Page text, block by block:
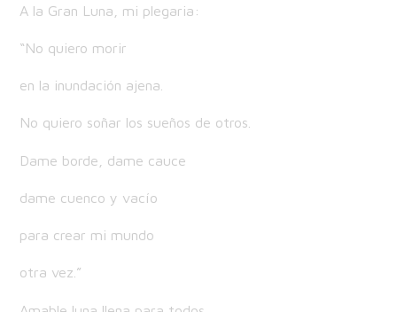
A la Gran Luna, mi plegaria:
“No quiero morir
en la inundación ajena.
No quiero soñar los sueños de otros.
Dame borde, dame cauce
dame cuenco y vacío
para crear mi mundo
otra vez.”